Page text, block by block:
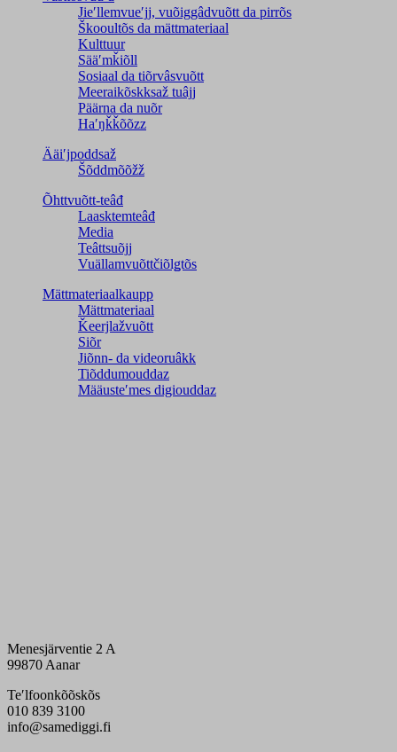
Jieʹllemvueʹjj, vuõiggâdvuõtt da pirrõs
Škooultõs da mättmateriaal
Kulttuur
Sääʹmǩiõll
Sosiaal da tiõrvâsvuõtt
Meeraikõskksaž tuâjj
Päärna da nuõr
Haʹŋǩǩõõzz
Ääiʹjpoddsaž
Šõddmõõžž
Õhttvuõtt-teâđ
Laasktemteâđ
Media
Teâttsuõjj
Vuällamvuõttčiõlǥtõs
Mättmateriaalkaupp
Mättmateriaal
Ǩeerjlažvuõtt
Siõr
Jiõnn- da videoruâkk
Tiõddumouddaz
Määusteʹmes digiouddaz
Menesjärventie 2 A
99870 Aanar
Teʹlfoonkõõskõs
010 839 3100
info@samediggi.fi